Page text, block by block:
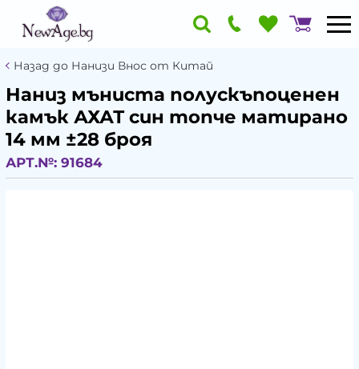
Назад до Нанизи Внос от Китай
Наниз мъниста полускъпоценен
камък АХАТ син топче матирано
14 мм ±28 броя
АРТ.№: 91684